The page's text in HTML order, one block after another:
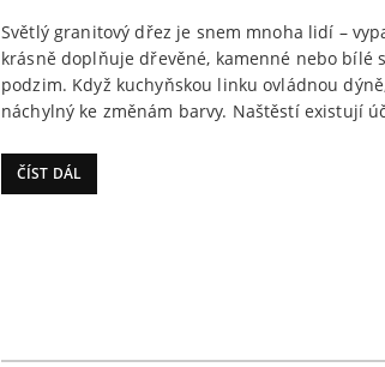
Světlý granitový dřez je snem mnoha lidí –
krásně doplňuje dřevěné, kamenné nebo bílé
podzim. Když kuchyňskou linku ovládnou
náchylný ke změnám barvy. Naštěstí existují
ČÍST DÁL